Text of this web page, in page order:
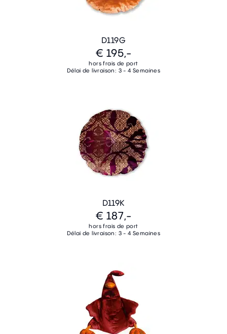
D119G
€ 195,-
hors frais de port
Délai de livraison: 3 - 4 Semaines
D119K
€ 187,-
hors frais de port
Délai de livraison: 3 - 4 Semaines